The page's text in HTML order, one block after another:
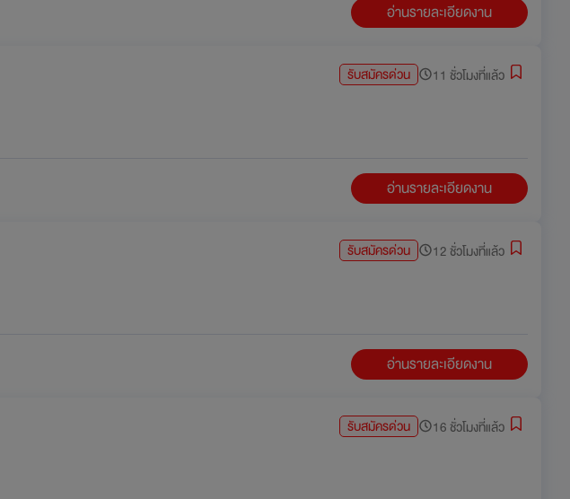
อ่านรายละเอียดงาน
รับสมัครด่วน 11 ชั่วโมงที่แล้ว
อ่านรายละเอียดงาน
รับสมัครด่วน 12 ชั่วโมงที่แล้ว
อ่านรายละเอียดงาน
รับสมัครด่วน 16 ชั่วโมงที่แล้ว